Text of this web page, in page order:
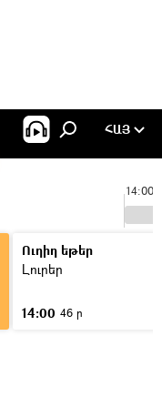
ՀԱՅ
14:00
Ուղիղ եթեր
Լուրեր
14:00 46 ր